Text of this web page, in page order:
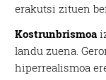
erakutsi zituen
Kostrunbrismoa
landu zuena.
hiperrealismoa